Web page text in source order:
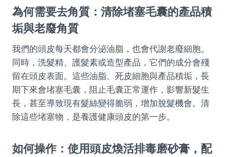
為何需要去角質：清除堵塞毛囊的產品積
垢與老廢角質
我們的頭皮每天都會分泌油脂，也會代謝老廢細胞。
同時，洗髮精、護髮素或造型產品，它們的成分會殘
留在頭皮表面。這些油脂、死皮細胞與產品積垢，長
期下來會堵塞毛囊，阻止毛囊正常運作，影響新髮生
長，甚至導致現有髮絲變得脆弱，增加脫髮機會。清
除這些堵塞物，是養護健康頭皮的第一步。
如何操作：使用頭皮煥活排毒磨砂膏，配